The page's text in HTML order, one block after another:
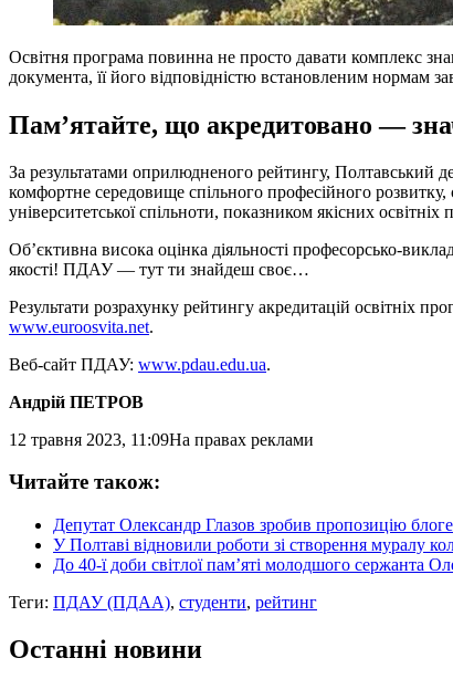
Освітня програма повинна не просто давати комплекс
документа, її його відповідністю встановленим нормам
Пам’ятайте, що акредитовано —
За результатами оприлюдненого рейтингу, Полтавський
комфортне середовище спільного професійного розвитку,
університетської спільноти, показником якісних
Об’єктивна висока оцінка діяльності професорсько-
якості! ПДАУ — тут ти знайдеш своє…
Результати розрахунку рейтингу акредитацій освітніх
www.euroosvita.net.
Веб-сайт ПДАУ: www.pdau.edu.ua.
Андрій ПЕТРОВ
12 травня 2023, 11:09На правах реклами
Читайте також:
Депутат Олександр Глазов зробив пропозицію
У Полтаві відновили роботи зі створення муралу
До 40-ї доби світлої пам’яті молодшого сержанта
Теги: ПДАУ (ПДАА), студенти, рейтинг
Останні новини